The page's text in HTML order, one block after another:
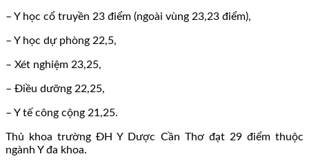
– Y học cổ truyền 23 điểm (ngoài vùng 23,23 điểm),
– Y học dự phòng 22,5,
– Xét nghiệm 23,25,
– Điều dưỡng 22,25,
– Y tế công cộng 21,25.
Thủ khoa trường ĐH Y Dược Cần Thơ đạt 29 điểm thuộc
ngành Y đa khoa.